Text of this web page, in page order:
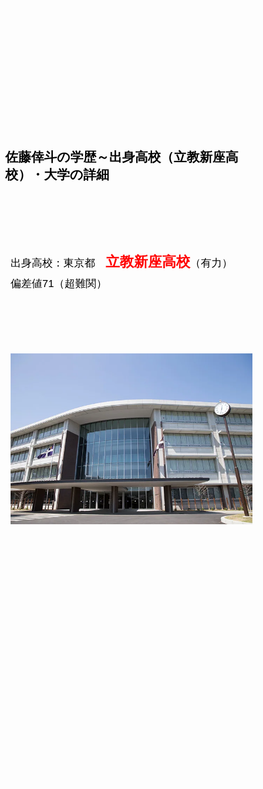
佐藤倖斗の学歴～出身高校（立教新座高
校）・大学の詳細
出身高校：東京都 立教新座高校（有力）
偏差値71（超難関）